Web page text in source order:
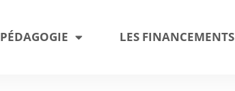
PÉDAGOGIE LES FINANCEMENTS